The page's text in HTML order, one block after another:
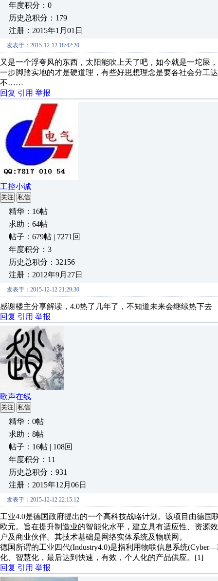
年度积分：0
历史总积分：179
注册：2015年1月01日
发表于：2015-12-12 18:42:20
又是一个浮夸风的东西，太阳能吹上天了吧，如今就是一坨
一步脚踏实地的才是硬道理，有些好思想理念是要各社会分工
不……
回复 引用 举报
工控小诚
关注 私信
精华：16帖
求助：64帖
帖子：679帖 | 7271回
年度积分：3
历史总积分：32156
注册：2012年9月27日
发表于：2015-12-12 21:29:30
感谢楼主分享解读，4.0热了几年了，不知道未来会继续热下去
回复 引用 举报
歌声在线
关注 私信
精华：0帖
求助：8帖
帖子：16帖 | 108回
年度积分：11
历史总积分：931
注册：2015年12月06日
发表于：2015-12-12 22:15:12
工业4.0是德国政府提出的一个高科技战略计划。该项目由德
欧元。旨在提升制造业的智能化水平，建立具有适应性、资源
户及商业伙伴。其技术基础是网络实体系统及物联网。
德国所谓的工业四代(Industry4.0)是指利用物联信息系统
化、智慧化，最后达到快速，有效，个人化的产品供应。[1]
回复 引用 举报